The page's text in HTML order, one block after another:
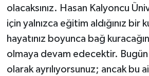
olacaksınız. Hasan Kalyoncu
için yalnızca eğitim aldığınız bir
hayatınız boyunca bağ
olmaya devam edecektir.
olarak ayrılıyorsunuz; ancak bu